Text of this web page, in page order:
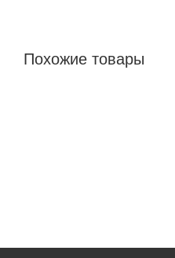
Похожие товары